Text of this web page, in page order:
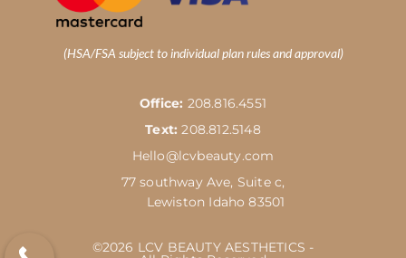
(HSA/FSA subject to individual plan rules and approval)
Office: 208.816.4551
Text: 208.812.5148
Hello@lcvbeauty.com
77 southway Ave, Suite c,
Lewiston Idaho 83501
©2026 LCV BEAUTY AESTHETICS -